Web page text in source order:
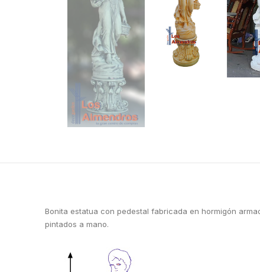
Bonita estatua con pedestal fabricada en hormigón
pintados a mano.